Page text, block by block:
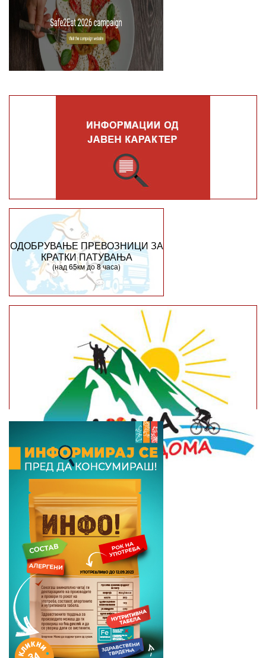
ОДОБРУВАЊЕ ПРЕВОЗНИЦИ ЗА
КРАТКИ ПАТУВАЊА
(над 65км до 8 часа)